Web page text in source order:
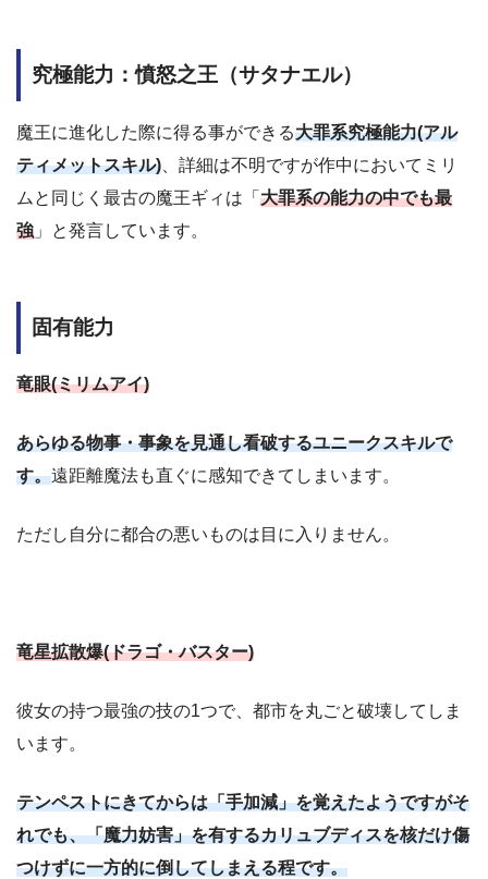
究極能力：憤怒之王（サタナエル）
魔王に進化した際に得る事ができる大罪系究極能力(アル
ティメットスキル) 、詳細は不明ですが作中においてミリ
ムと同じく最古の魔王ギィは「 大罪系の能力の中でも最
強 」と発言しています。
固有能力
竜眼(ミリムアイ)
あらゆる物事・事象を見通し看破するユニークスキルで
す。遠距離魔法も直ぐに感知できてしまいます。
ただし自分に都合の悪いものは目に入りません。
竜星拡散爆(ドラゴ・バスター)
彼女の持つ最強の技の1つで、都市を丸ごと破壊してしま
います。
テンペストにきてからは「手加減」を覚えたようですがそ
れでも、「魔力妨害」を有するカリュブディスを核だけ傷
つけずに一方的に倒してしまえる程です。